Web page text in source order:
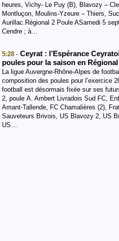
heures, Vichy- Le Puy (B), Blavozy –
Montluçon, Moulins-Yzeure – Thiers,
Aurillac.Régional 2 Poule ASamedi 5
Cendre ; à…
5:28 - Ceyrat : l’Espérance
poules pour la saison en Régional
La ligue Auvergne-Rhône-Alpes de
composition des poules pour l’exercice
football est désormais fixée sur ses
2, poule A. Ambert Livradois Sud FC,
Amant-Tallende, FC Chamalières (2),
Sauveteurs Brivois, US Blavozy 2, US
US…